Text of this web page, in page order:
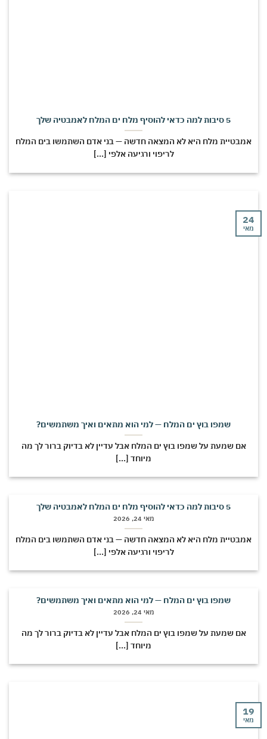
מלח היא לא המצאה חדשה — בני אדם השתמשו בים המלח
לריפוי ורגיעה אלפי [...]
שמפו בוץ ים המלח — למי הוא מתאים ואיך משתמשים?
אם שמעת על שמפו בוץ ים המלח אבל עדיין לא בדיוק ברור לך מה
מיוחד [...]
מלח היא לא המצאה חדשה — בני אדם השתמשו בים המלח
לריפוי ורגיעה אלפי [...]
שמפו בוץ ים המלח — למי הוא מתאים ואיך משתמשים?
אם שמעת על שמפו בוץ ים המלח אבל עדיין לא בדיוק ברור לך מה
מיוחד [...]